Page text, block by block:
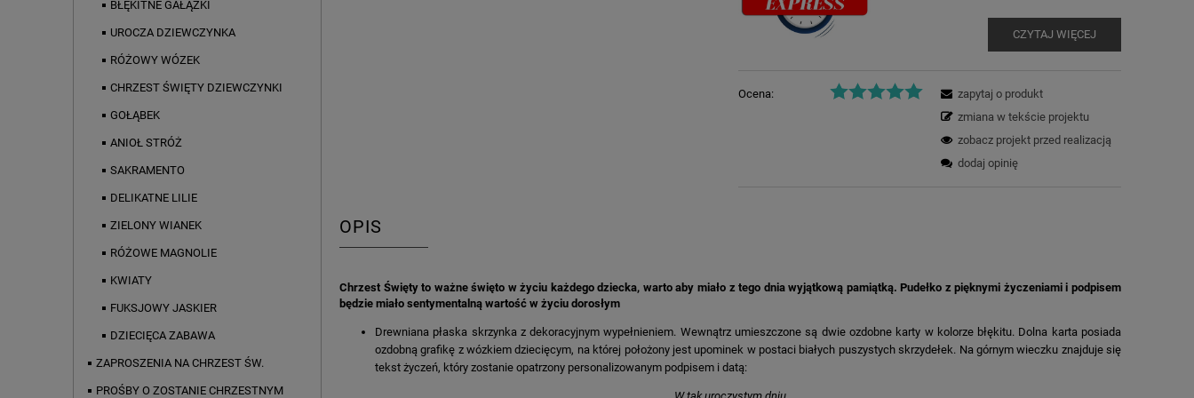
BŁĘKITNE GAŁĄZKI
UROCZA DZIEWCZYNKA
RÓŻOWY WÓZEK
CHRZEST ŚWIĘTY DZIEWCZYNKI
GOŁĄBEK
ANIOŁ STRÓŻ
SAKRAMENTO
DELIKATNE LILIE
ZIELONY WIANEK
RÓŻOWE MAGNOLIE
KWIATY
FUKSJOWY JASKIER
DZIECIĘCA ZABAWA
ZAPROSZENIA NA CHRZEST ŚW.
PROŚBY O ZOSTANIE CHRZESTNYM
CZYTAJ WIĘCEJ
Ocena:
zapytaj o produkt
zmiana w tekście projektu
zobacz projekt przed realizacją
dodaj opinię
OPIS
Chrzest Święty to ważne święto w życiu każdego dziecka, warto aby miało z tego dnia wyjątkową pamiątką. Pudełko z pięknymi życzeniami i podpisem
będzie miało sentymentalną wartość w życiu dorosłym
Drewniana płaska skrzynka z dekoracyjnym wypełnieniem. Wewnątrz umieszczone są dwie ozdobne karty w kolorze błękitu. Dolna karta posiada
ozdobną grafikę z wózkiem dziecięcym, na której położony jest upominek w postaci białych puszystych skrzydełek. Na górnym wieczku znajduje się
tekst życzeń, który zostanie opatrzony personalizowanym podpisem i datą: